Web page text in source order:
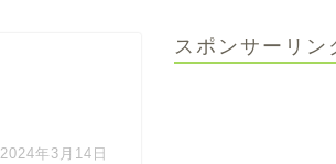
2024年3月14日
スポンサーリン